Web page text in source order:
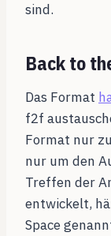
sind.
Back to
Das Format
f2f
Format nur
nur um den
Treffen der
entwickelt,
Space